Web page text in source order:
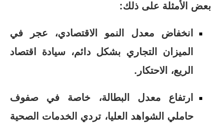
بعض الأمثلة على ذلك:
انخفاض معدل النمو الاقتصادي، عجر في
الميزان التجاري بشكل دائم، سيادة اقتصاد
الريع، الاحتكار.
ارتفاع معدل البطالة، خاصة في صفوف
حاملي الشواهد العليا، تردي الخدمات الصحية